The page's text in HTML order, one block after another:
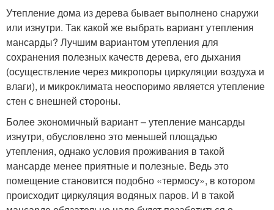
Утепление дома из дерева бывает выполнено снаружи
или изнутри. Так какой же выбрать вариант утепления
мансарды? Лучшим вариантом утепления для
сохранения полезных качеств дерева, его дыхания
(осуществление через микропоры циркуляции воздуха и
влаги), и микроклимата неоспоримо является утепление
стен с внешней стороны.
Более экономичный вариант – утепление мансарды
изнутри, обусловлено это меньшей площадью
утепления, однако условия проживания в такой
мансарде менее приятные и полезные. Ведь это
помещение становится подобно «термосу», в котором
происходит циркуляция водяных паров. И в такой